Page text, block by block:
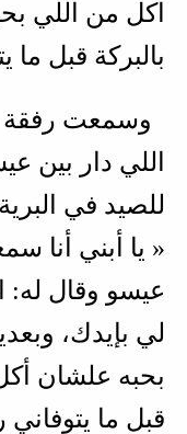
اكل من اللي
بالبركة قبل ما
وسمعت رفقة
اللي دار بين
للصيد في
« يا أبني أنا
عيسو وقال له:
لي بإيدك،
بحبه علشان
قبل ما